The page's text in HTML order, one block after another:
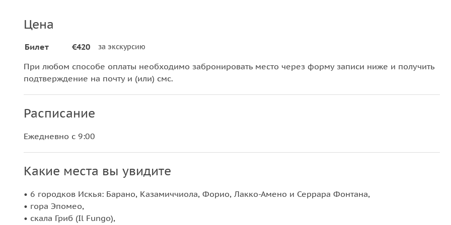
Цена
Билет €420 за экскурсию
При любом способе оплаты необходимо забронировать место через форму записи ниже и получить
подтверждение на почту и (или) смс.
Расписание
Ежедневно с 9:00
Какие места вы увидите
• 6 городков Искья: Барано, Казамиччиола, Форио, Лакко-Амено и Серрара Фонтана,
• гора Эпомео,
• скала Гриб (Il Fungo),